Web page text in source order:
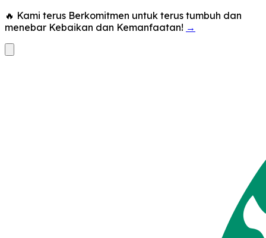
🔥 Kami terus Berkomitmen untuk terus tumbuh dan
menebar Kebaikan dan Kemanfaatan! →